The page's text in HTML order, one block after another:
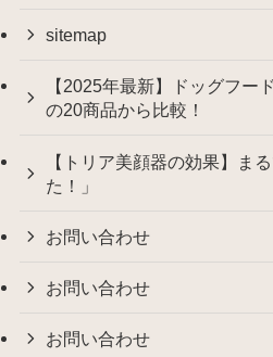
sitemap
【2025年最新】ドッグフー
の20商品から比較！
【トリア美顔器の効果】ま
た！」
お問い合わせ
お問い合わせ
お問い合わせ